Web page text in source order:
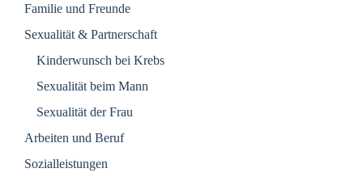
Familie und Freunde
Sexualität & Partnerschaft
Kinderwunsch bei Krebs
Sexualität beim Mann
Sexualität der Frau
Arbeiten und Beruf
Sozialleistungen